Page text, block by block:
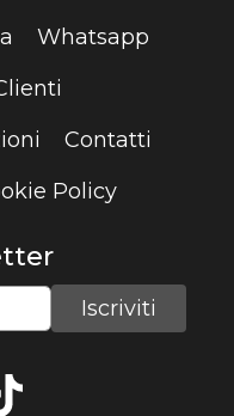
Whatsapp
Contatti
Policy